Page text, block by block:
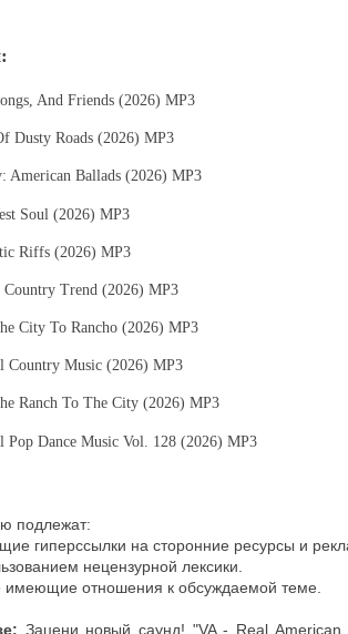
And Friends (2026) MP3
Dusty Roads (2026) MP3
American Ballads (2026) MP3
Soul (2026) MP3
Riffs (2026) MP3
Country Trend (2026) MP3
City To Rancho (2026) MP3
Country Music (2026) MP3
Ranch To The City (2026) MP3
Pop Dance Music Vol. 128 (2026) MP3
подлежат:
гиперссылки на сторонние ресурсы и
нецензурной лексики.
имеющие отношения к обсуждаемой теме.
Зацени новый саунд! "VA - Real